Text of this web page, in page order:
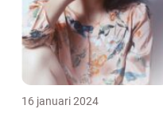
16 januari 2024